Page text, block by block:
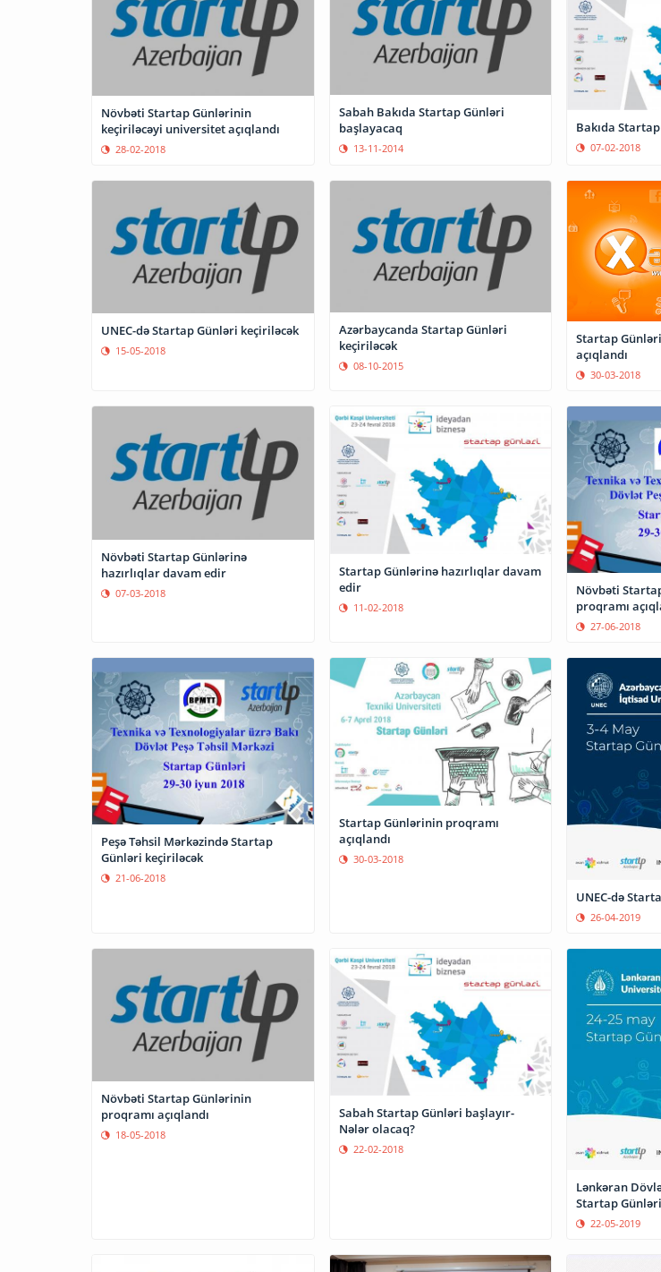
Növbəti Startap Günlərinin
keçiriləcəyi universitet açıqlandı
28-02-2018
Sabah Bakıda Startap Günləri
başlayacaq
13-11-2014
Bakıda
07-02-2018
UNEC-də Startap Günləri keçiriləcək
15-05-2018
Azərbaycanda Startap Günləri
keçiriləcək
08-10-2015
Startap
açıqlandı
30-03-2018
Növbəti Startap Günlərinə
hazırlıqlar davam edir
07-03-2018
Startap Günlərinə hazırlıqlar davam
edir
11-02-2018
Növbəti
proqramı
27-06-2018
Peşə Təhsil Mərkəzində Startap
Günləri keçiriləcək
21-06-2018
Startap Günlərinin proqramı
açıqlandı
30-03-2018
UNEC-də
26-04-2019
Növbəti Startap Günlərinin
proqramı açıqlandı
18-05-2018
Sabah Startap Günləri başlayır-
Nələr olacaq?
22-02-2018
Lənkəran
Startap
22-05-2019